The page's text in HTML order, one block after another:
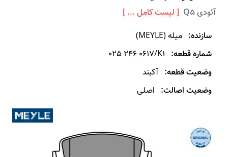
آئودی Q5
[ لیست کامل ... ]
سازنده: میله (
MEYLE
)
شماره قطعه: 025 246 0617/K1
وضعیت قطعه: آکبند
وضعیت اصالت: اصلی